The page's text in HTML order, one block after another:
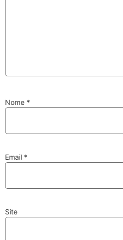
Nome *
Email *
Site
Velas